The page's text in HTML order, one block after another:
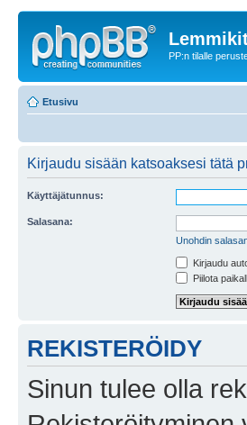
PP:n tilalle
Etusivu
Kirjaudu sisään katsoaksesi tätä
Käyttäjätunnus:
Salasana:
Unohdin
Kirjaudu
Piilota
REKISTERÖIDY
Sinun tulee olla